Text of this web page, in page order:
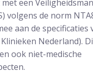
een
volgens de norm
aan de specificaties
Nederland).
ook niet-medische